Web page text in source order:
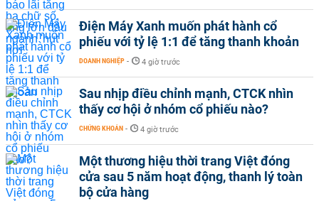
Điện Máy Xanh muốn phát hành cổ
phiếu với tỷ lệ 1:1 để tăng thanh khoản
DOANH NGHIỆP - 4 giờ trước
Sau nhịp điều chỉnh mạnh, CTCK nhìn
thấy cơ hội ở nhóm cổ phiếu nào?
CHỨNG KHOÁN - 4 giờ trước
Một thương hiệu thời trang Việt đóng
cửa sau 5 năm hoạt động, thanh lý toàn
bộ cửa hàng